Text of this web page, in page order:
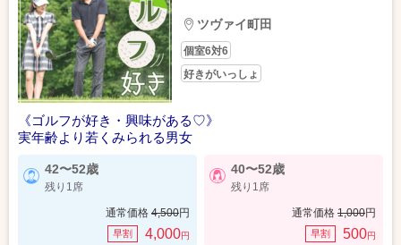
ツヴァイ町田
個室6対6
好きがいっしょ
《ゴルフが好き・興味がある♡》
実年齢より若くみられる男女
42〜52歳
残り1席
通常価格 4,500円
早割 4,000円
40〜52歳
残り1席
通常価格 1,000円
早割 500円